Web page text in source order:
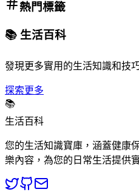
熱門標籤
📚 生活百科
發現更多實用的生活知識和技
探索更多
📚
生活百科
您的生活知識寶庫，涵蓋健康
樂內容，為您的日常生活提供